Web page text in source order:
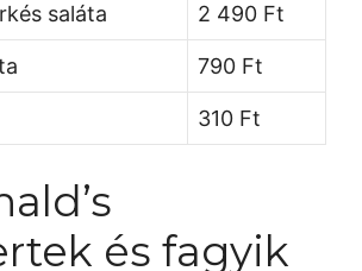
saláta 2 490 Ft
790 Ft
310 Ft
és fagyik